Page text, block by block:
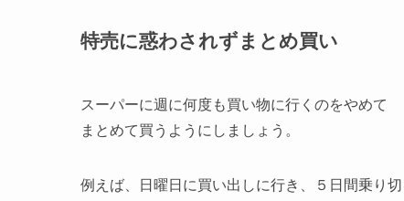
特売に惑わされずまとめ買い
スーパーに週に何度も買い物に行くのをやめて
まとめて買うようにしましょう。
例えば、日曜日に買い出しに行き、５日間乗り切